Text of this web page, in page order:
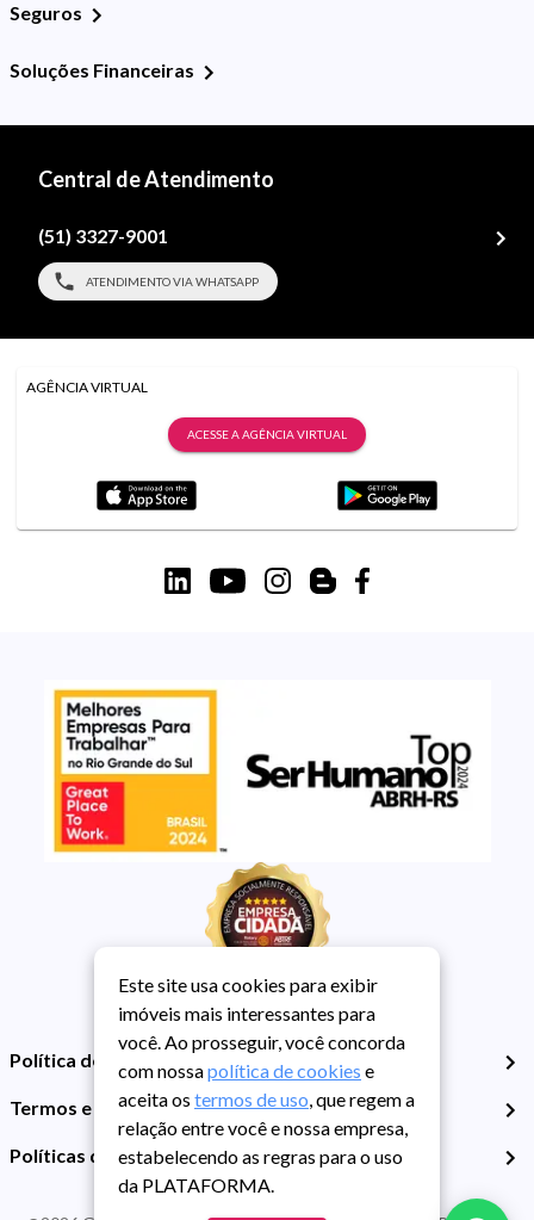
Seguros
Soluções Financeiras
Central de Atendimento
(51) 3327-9001
ATENDIMENTO VIA WHATSAPP
AGÊNCIA VIRTUAL
ACESSE A AGÊNCIA VIRTUAL
Política de Privacidade
Termos e Condições de Uso
Políticas de Cookies
Este site usa cookies para exibir
imóveis mais interessantes para
você. Ao prosseguir, você concorda
com nossapolítica de cookies e
aceita os termos de uso, que regem a
relação entre você e nossa empresa,
estabelecendo as regras para o uso
da PLATAFORMA.